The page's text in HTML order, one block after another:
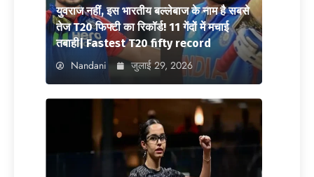
युवराज नहीं, इस भारतीय बल्लेबाज के नाम है सबसे
तेज T20 फिफ्टी का रिकॉर्ड! 11 गेंदों में मचाई
तबाही| Fastest T20 fifty record
Nandani जुलाई 29, 2026